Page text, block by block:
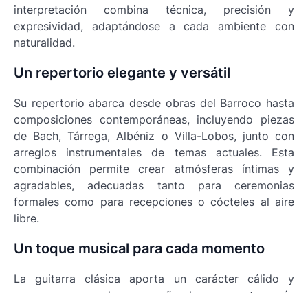
interpretación combina técnica, precisión y
expresividad, adaptándose a cada ambiente con
naturalidad.
Un repertorio elegante y versátil
Su repertorio abarca desde obras del Barroco hasta
composiciones contemporáneas, incluyendo piezas
de Bach, Tárrega, Albéniz o Villa-Lobos, junto con
arreglos instrumentales de temas actuales. Esta
combinación permite crear atmósferas íntimas y
agradables, adecuadas tanto para ceremonias
formales como para recepciones o cócteles al aire
libre.
Un toque musical para cada momento
La guitarra clásica aporta un carácter cálido y